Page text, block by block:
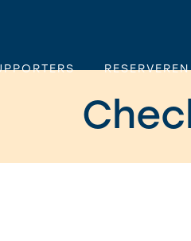
RESERVEREN